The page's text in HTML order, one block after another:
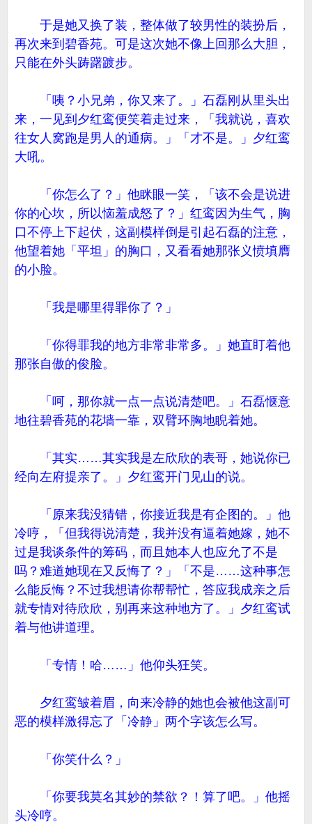
于是她又换了装，整体做了较男性的装扮后，
再次来到碧香苑。可是这次她不像上回那么大胆，
只能在外头踌躇踱步。
「咦？小兄弟，你又来了。」石磊刚从里头出
来，一见到夕红鸾便笑着走过来，「我就说，喜欢
往女人窝跑是男人的通病。」「才不是。」夕红鸾
大吼。
「你怎么了？」他眯眼一笑，「该不会是说进
你的心坎，所以恼羞成怒了？」红鸾因为生气，胸
口不停上下起伏，这副模样倒是引起石磊的注意，
他望着她「平坦」的胸口，又看看她那张义愤填膺
的小脸。
「我是哪里得罪你了？」
「你得罪我的地方非常非常多。」她直盯着他
那张自傲的俊脸。
「呵，那你就一点一点说清楚吧。」石磊惬意
地往碧香苑的花墙一靠，双臂环胸地睨着她。
「其实……其实我是左欣欣的表哥，她说你已
经向左府提亲了。」夕红鸾开门见山的说。
「原来我没猜错，你接近我是有企图的。」他
冷哼，「但我得说清楚，我并没有逼着她嫁，她不
过是我谈条件的筹码，而且她本人也应允了不是
吗？难道她现在又反悔了？」「不是……这种事怎
么能反悔？不过我想请你帮帮忙，答应我成亲之后
就专情对待欣欣，别再来这种地方了。」夕红鸾试
着与他讲道理。
「专情！哈……」他仰头狂笑。
夕红鸾皱着眉，向来冷静的她也会被他这副可
恶的模样激得忘了「冷静」两个字该怎么写。
「你笑什么？」
「你要我莫名其妙的禁欲？！算了吧。」他摇
头冷哼。